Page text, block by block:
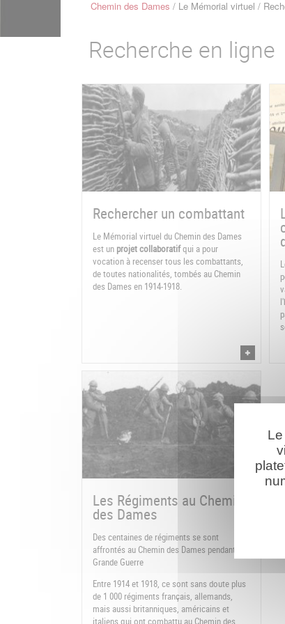
Fil
Chemin des Dames Le Mémorial virtuel
Recherche en ligne
Rechercher un combattant
Le Mémorial virtuel du Chemin des Dames
est un projet collaboratifqui a pour
vocation à recenser tous les combattants,
de toutes nationalités, tombés au Chemin
des Dames en 1914-1918.
Les Régiments au Chemin
des Dames
Des centaines de régiments se sont
affrontés au Chemin des Dames pendant la
Grande Guerre
Entre 1914 et 1918, ce sont sans doute plus
de 1 000 régiments français, allemands,
mais aussi britanniques, américains et
italiens qui ont combattu au Chemin des